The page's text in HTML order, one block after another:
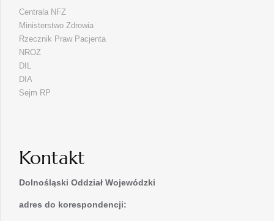
Centrala NFZ
Ministerstwo Zdrowia
Rzecznik Praw Pacjenta
NROZ
DIL
DIA
Sejm RP
Kontakt
Dolnośląski Oddział Wojewódzki
adres do korespondencji: